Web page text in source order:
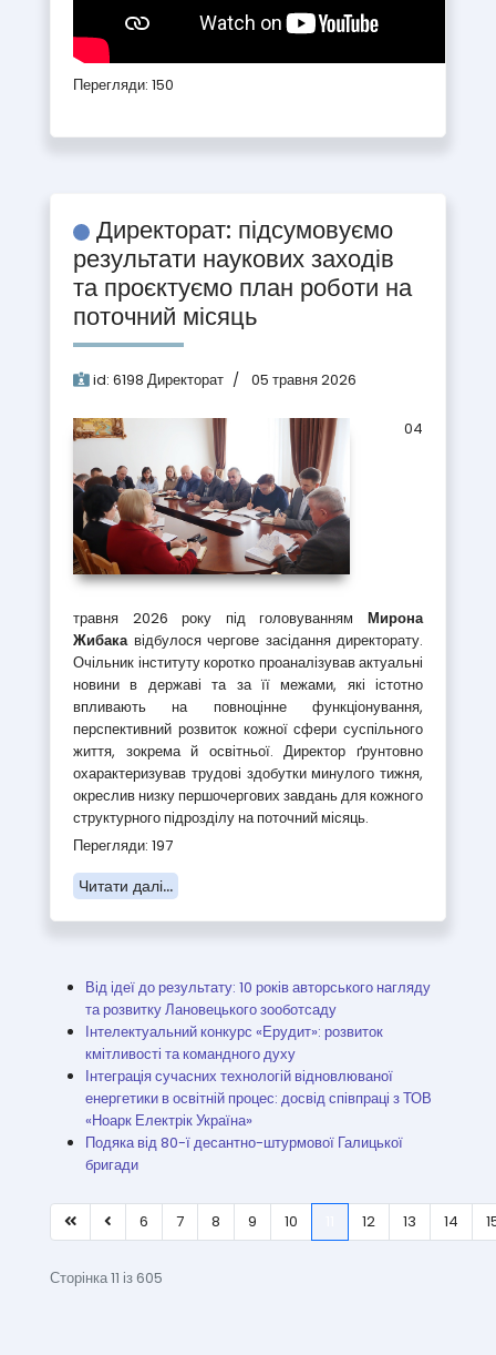
Перегляди: 150
Директорат: підсумовуємо
результати наукових заходів
та проєктуємо план роботи на
поточний місяць
id: 6198 Директорат 05 травня 2026
04
травня 2026 року під головуванням Мирона
Жибакавідбулося чергове засідання директорату.
Очільник інституту коротко проаналізував актуальні
новини в державі та за її межами, які істотно
впливають на повноцінне функціонування,
перспективний розвиток кожної сфери суспільного
життя, зокрема й освітньої. Директор ґрунтовно
охарактеризував трудові здобутки минулого тижня,
окреслив низку першочергових завдань для кожного
структурного підрозділу на поточний місяць.
Перегляди: 197
Читати далі...
Від ідеї до результату: 10 років авторського нагляду
та розвитку Лановецького зооботсаду
Інтелектуальний конкурс «Ерудит»: розвиток
кмітливості та командного духу
Інтеграція сучасних технологій відновлюваної
енергетики в освітній процес: досвід співпраці з ТОВ
«Ноарк Електрік Україна»
Подяка від 80-ї десантно-штурмової Галицької
бригади
6 7 8 9 10 12 13 14
Сторінка 11 із 605